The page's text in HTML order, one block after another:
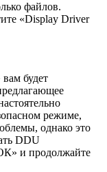
файлов.
«Display Driver
будет
режиме,
однако это
DDU
и продолжайте